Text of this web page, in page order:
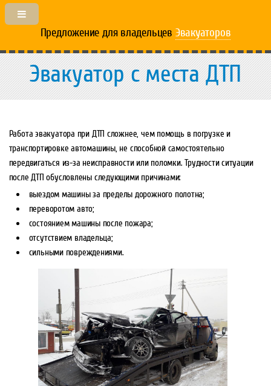
Предложение для владельцев Эвакуаторов
Эвакуатор с места ДТП
Работа эвакуатора при ДТП сложнее, чем помощь в погрузке и
транспортировке автомашины, не способной самостоятельно
передвигаться из-за неисправности или поломки. Трудности ситуации
после ДТП обусловлены следующими причинами:
выездом машины за пределы дорожного полотна;
переворотом авто;
состоянием машины после пожара;
отсутствием владельца;
сильными повреждениями.